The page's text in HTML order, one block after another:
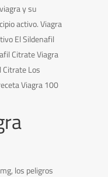
y su
activo. Viagra
El Sildenafil
Citrate Viagra
Citrate Los
Viagra 100
los peligros